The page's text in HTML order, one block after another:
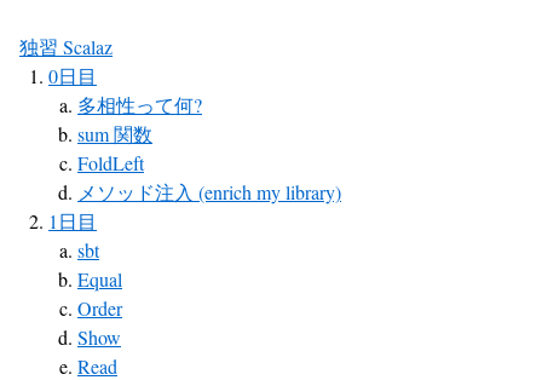
独習 Scalaz
0日目
多相性って何?
sum 関数
FoldLeft
メソッド注入 (enrich my library)
1日目
sbt
Equal
Order
Show
Read